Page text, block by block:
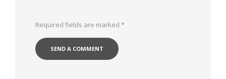
Required fields are marked *